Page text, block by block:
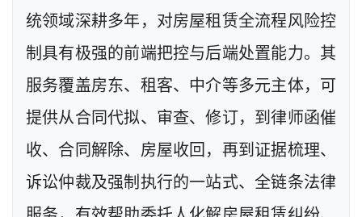
统领域深耕多年，对房屋租赁全流程风险控
制具有极强的前端把控与后端处置能力。其
服务覆盖房东、租客、中介等多元主体，可
提供从合同代拟、审查、修订，到律师函催
收、合同解除、房屋收回，再到证据梳理、
诉讼仲裁及强制执行的一站式、全链条法律